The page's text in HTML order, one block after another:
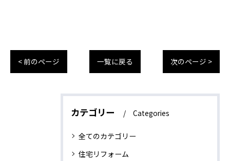
< 前のページ 一覧に戻る 次のページ >
カテゴリー Categories
全てのカテゴリー
住宅リフォーム